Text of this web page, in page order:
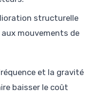
structurelle
mouvements de
et la gravité
baisser le coût